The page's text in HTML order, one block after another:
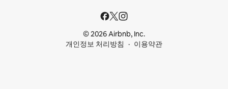
© 2026 Airbnb, Inc.
개인정보 처리방침
이용약관